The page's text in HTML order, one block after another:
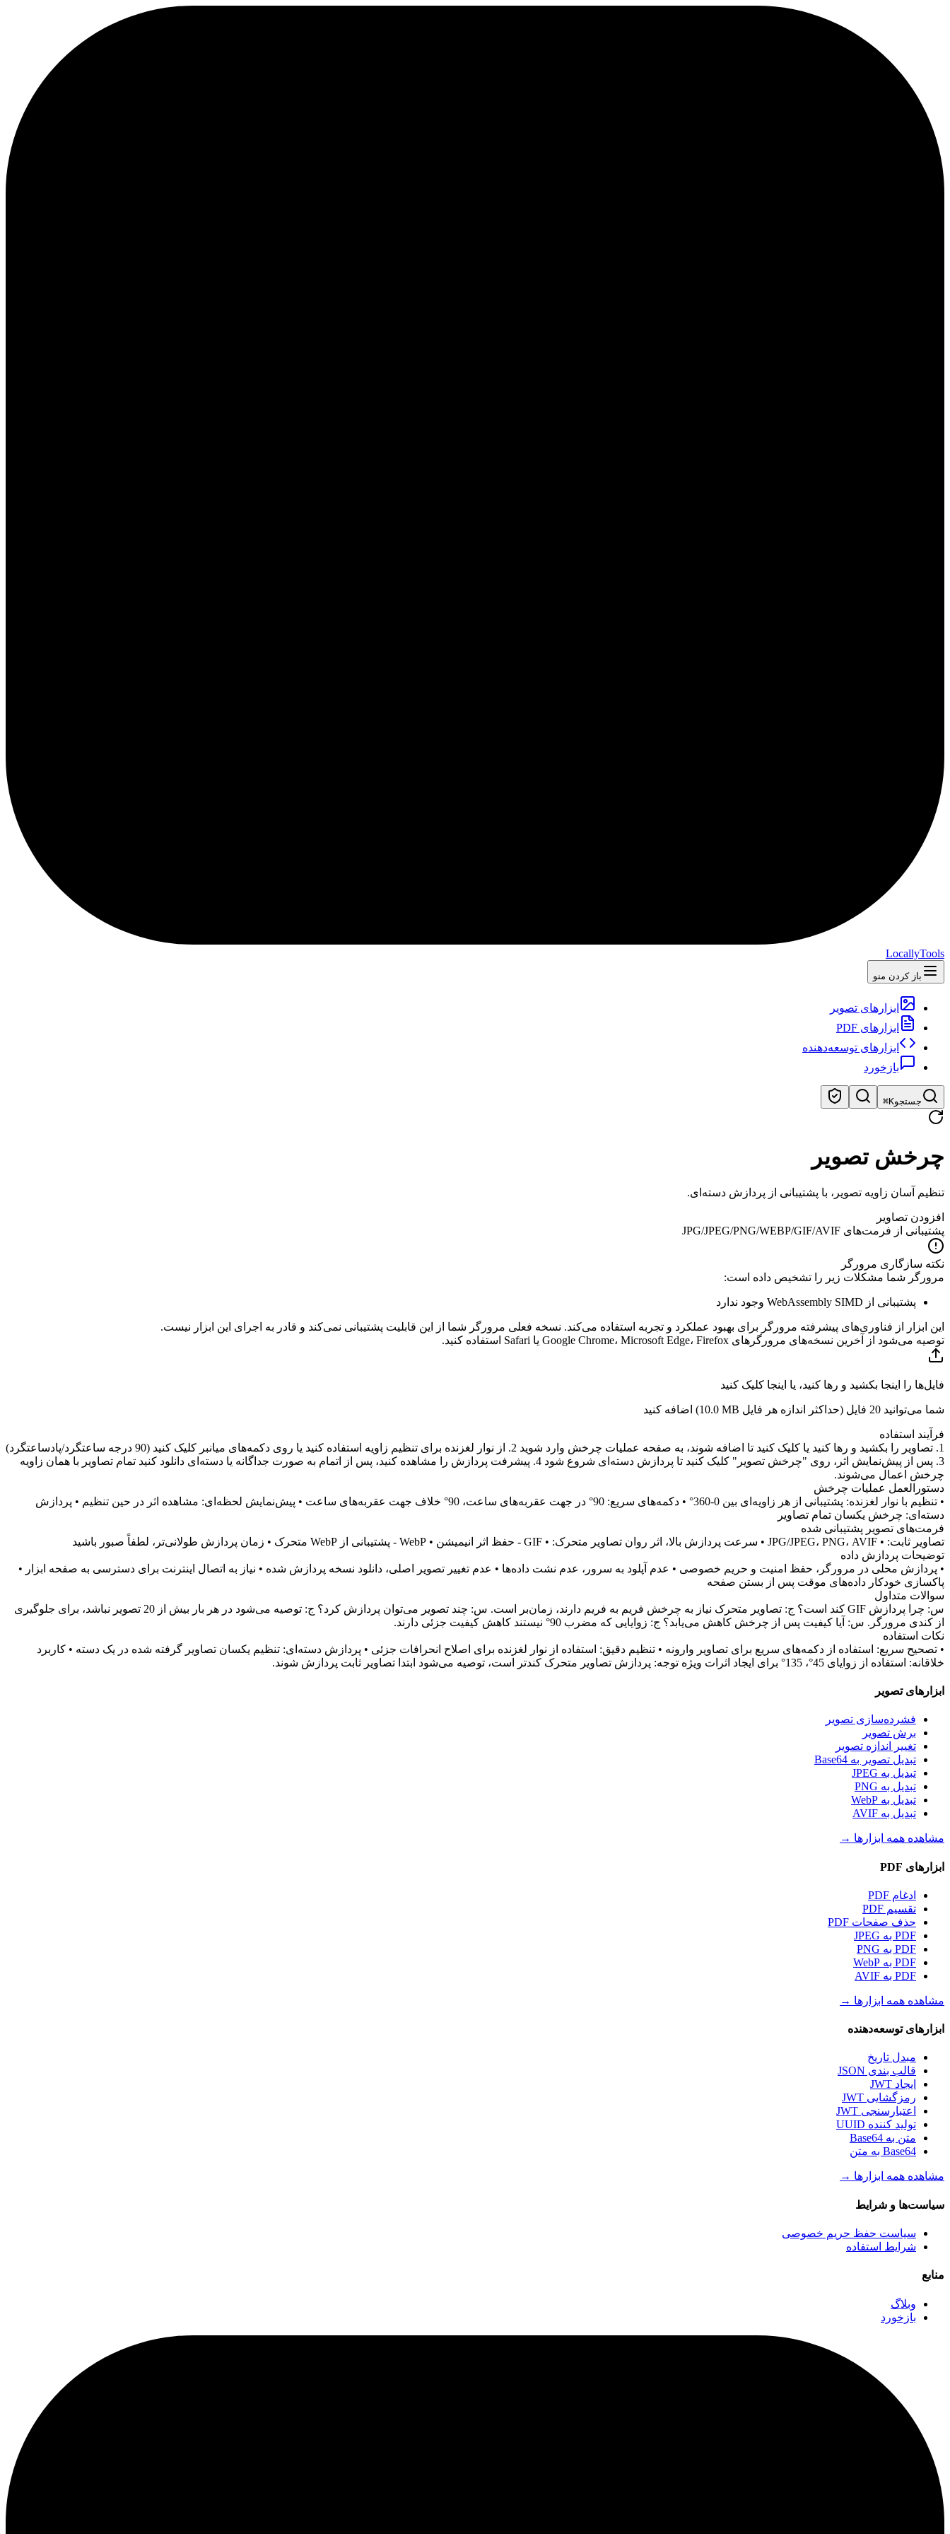
LocallyTools
باز کردن منو
ابزارهای تصویر
ابزارهای PDF
ابزارهای توسعه‌دهنده
بازخورد
جستجو⌘K
جستجوی سریع ابزارها
چرخش تصویر
تنظیم آسان زاویه تصویر، با پشتیبانی از پردازش دسته‌ای.
افزودن تصاویر
پشتیبانی از فرمت‌های JPG/JPEG/PNG/WEBP/GIF/AVIF
نکته سازگاری مرورگر
مرورگر شما مشکلات زیر را تشخیص داده است:
پشتیبانی از WebAssembly SIMD وجود ندارد
این ابزار از فناوری‌های پیشرفته مرورگر برای بهبود عملکرد و تجربه استفاده می‌کند. نسخه فعلی مرورگر شما از این قابلیت پشتیبانی نمی‌کند و قادر به اجرای این ابزار نیست.
توصیه می‌شود از آخرین نسخه‌های مرورگرهای Google Chrome، Microsoft Edge، Firefox یا Safari استفاده کنید.
فایل‌ها را اینجا بکشید و رها کنید، یا اینجا کلیک کنید
شما می‌توانید 20 فایل (حداکثر اندازه هر فایل 10.0 MB) اضافه کنید
فرآیند استفاده
1. تصاویر را بکشید و رها کنید یا کلیک کنید تا اضافه شوند، به صفحه عملیات چرخش وارد شوید 2. از نوار لغزنده برای تنظیم زاویه استفاده کنید یا روی دکمه‌های میانبر کلیک کنید (90 درجه ساعتگرد/پادساعتگرد)
3. پس از پیش‌نمایش اثر، روی "چرخش تصویر" کلیک کنید تا پردازش دسته‌ای شروع شود 4. پیشرفت پردازش را مشاهده کنید، پس از اتمام به صورت جداگانه یا دسته‌ای دانلود کنید تمام تصاویر با همان زاویه
چرخش اعمال می‌شوند.
دستورالعمل عملیات چرخش
• تنظیم با نوار لغزنده: پشتیبانی از هر زاویه‌ای بین 0-360° • دکمه‌های سریع: 90° در جهت عقربه‌های ساعت، 90° خلاف جهت عقربه‌های ساعت • پیش‌نمایش لحظه‌ای: مشاهده اثر در حین تنظیم • پردازش
دسته‌ای: چرخش یکسان تمام تصاویر
فرمت‌های تصویر پشتیبانی شده
تصاویر ثابت: • JPG/JPEG، PNG، AVIF • سرعت پردازش بالا، اثر روان تصاویر متحرک: • GIF - حفظ اثر انیمیشن • WebP - پشتیبانی از WebP متحرک • زمان پردازش طولانی‌تر، لطفاً صبور باشید
توضیحات پردازش داده
• پردازش محلی در مرورگر، حفظ امنیت و حریم خصوصی • عدم آپلود به سرور، عدم نشت داده‌ها • عدم تغییر تصویر اصلی، دانلود نسخه پردازش شده • نیاز به اتصال اینترنت برای دسترسی به صفحه ابزار •
پاکسازی خودکار داده‌های موقت پس از بستن صفحه
سوالات متداول
س: چرا پردازش GIF کند است؟ ج: تصاویر متحرک نیاز به چرخش فریم به فریم دارند، زمان‌بر است. س: چند تصویر می‌توان پردازش کرد؟ ج: توصیه می‌شود در هر بار بیش از 20 تصویر نباشد، برای جلوگیری
از کندی مرورگر. س: آیا کیفیت پس از چرخش کاهش می‌یابد؟ ج: زوایایی که مضرب 90° نیستند کاهش کیفیت جزئی دارند.
نکات استفاده
• تصحیح سریع: استفاده از دکمه‌های سریع برای تصاویر وارونه • تنظیم دقیق: استفاده از نوار لغزنده برای اصلاح انحرافات جزئی • پردازش دسته‌ای: تنظیم یکسان تصاویر گرفته شده در یک دسته • کاربرد
خلاقانه: استفاده از زوایای 45°، 135° برای ایجاد اثرات ویژه توجه: پردازش تصاویر متحرک کندتر است، توصیه می‌شود ابتدا تصاویر ثابت پردازش شوند.
ابزارهای تصویر
فشرده‌سازی تصویر
برش تصویر
تغییر اندازه تصویر
تبدیل تصویر به Base64
تبدیل به JPEG
تبدیل به PNG
تبدیل به WebP
تبدیل به AVIF
مشاهده همه ابزارها →
ابزارهای PDF
ادغام PDF
تقسیم PDF
حذف صفحات PDF
PDF به JPEG
PDF به PNG
PDF به WebP
PDF به AVIF
مشاهده همه ابزارها →
ابزارهای توسعه‌دهنده
مبدل تاریخ
قالب بندی JSON
ایجاد JWT
رمزگشایی JWT
اعتبارسنجی JWT
تولید کننده UUID
متن به Base64
Base64 به متن
مشاهده همه ابزارها →
سیاست‌ها و شرایط
سیاست حفظ حریم خصوصی
شرایط استفاده
منابع
وبلاگ
بازخورد